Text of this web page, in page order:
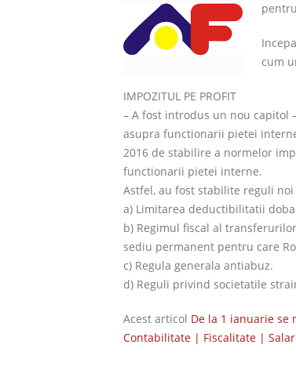
cum
IMPOZITUL PE PROFIT
– A fost introdus un nou capitol
asupra functionarii pietei
2016 de stabilire a normelor
functionarii pietei interne.
Astfel, au fost stabilite reguli
a) Limitarea deductibilitatii
b) Regimul fiscal al
sediu permanent pentru care
c) Regula generala antiabuz.
d) Reguli privind societatile
Acest articol De la 1 ianuarie
Contabilitate | Fiscalitate |